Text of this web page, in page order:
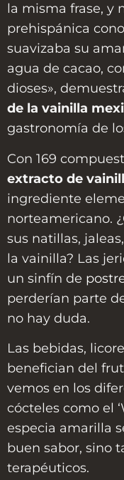
la misma frase, y
prehispánica
suavizaba su
agua de cacao,
dioses»,
de la vainilla
gastronomía de
Con 169
extracto de
ingrediente
norteamericano.
sus natillas,
la vainilla? Las
un sinfín de
perderían parte
no hay duda.
Las bebidas,
benefician del
vemos en los
cócteles como el
especia amarilla
buen sabor, sino
terapéuticos.